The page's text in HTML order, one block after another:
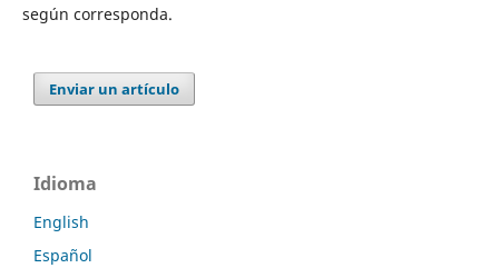
según corresponda.
Enviar un artículo
Idioma
English
Español